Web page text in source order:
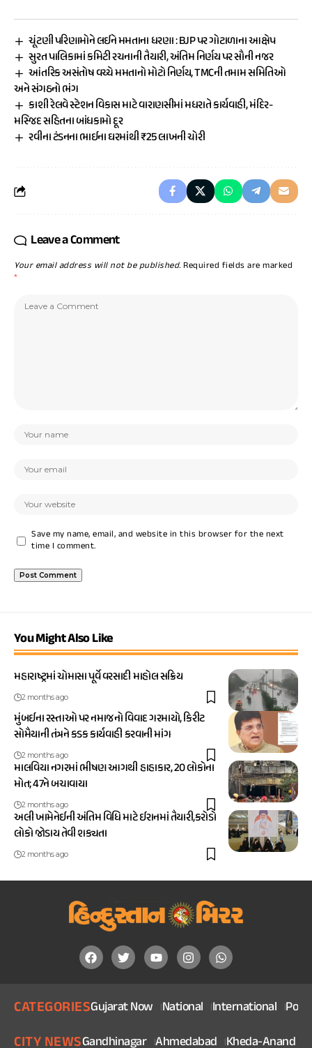
ચૂંટણી પરિણામોને લઈને મમતાના ધરણા : BJP પર ગોટાળાના આક્ષેપ
સુરત પાલિકામાં કમિટી રચનાની તૈયારી, અંતિમ નિર્ણય પર સૌની નજર
આંતરિક અસંતોષ વચ્ચે મમતાનો મોટો નિર્ણય, TMCની તમામ સમિતિઓ
અને સંગઠનો ભંગ
કાશી રેલવે સ્ટેશન વિકાસ માટે વારાણસીમાં મધરાતે કાર્યવાહી, મંદિર-
મસ્જિદ સહિતના બાંધકામો દૂર
રવીના ટંડનના ભાઈના ઘરમાંથી ₹25 લાખની ચોરી
Leave a Comment
Your email address will not be published. Required fields are marked
*
Save my name, email, and website in this browser for the next
time I comment.
You Might Also Like
મહારાષ્ટ્રમાં ચોમાસા પૂર્વે વરસાદી માહોલ સક્રિય
2 months ago
મુંબઈના રસ્તાઓ પર નમાજનો વિવાદ ગરમાયો, કિરીટ
સોમૈયાની તંત્રને કડક કાર્યવાહી કરવાની માંગ
2 months ago
માલવિયા નગરમાં ભીષણ આગથી હાહાકાર, 20 લોકોના
મોત; 47ને બચાવાયા
2 months ago
અલી ખામેનેઈની અંતિમ વિધિ માટે ઈરાનમાં તૈયારી,કરોડો
લોકો જોડાય તેવી શક્યતા
2 months ago
CATEGORIESGujarat Now National International
CITY NEWSGandhinagar Ahmedabad Kheda-Anand